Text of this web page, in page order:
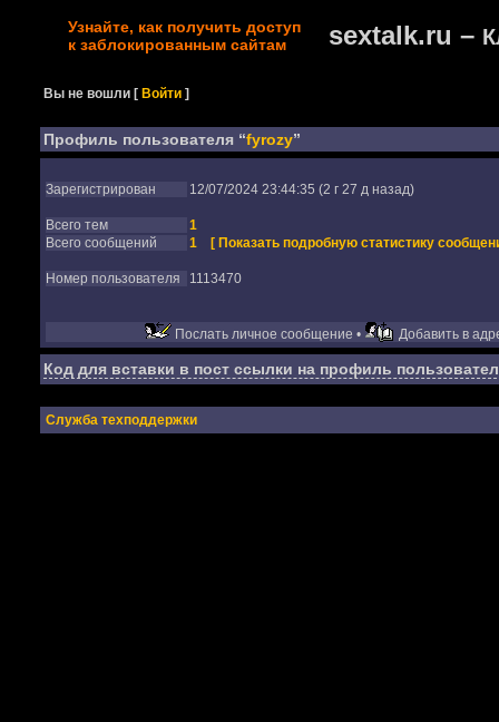
Узнайте, как получить доступ
к заблокированным сайтам
sextalk.ru –
Вы не вошли [Войти ]
Профиль пользователя “fyrozy”
Зарегистрирован 12/07/2024 23:44:35 (2 г 27 д назад)
Всего тем
1
Всего сообщений
1 [ Показать подробную статистику
Номер пользователя 1113470
Послать личное сообщение • Добавить в
Код для вставки в пост ссылки на профиль
Служба техподдержки